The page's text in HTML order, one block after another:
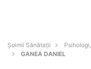
Şoimii Sănătații
GANEA DANIEL